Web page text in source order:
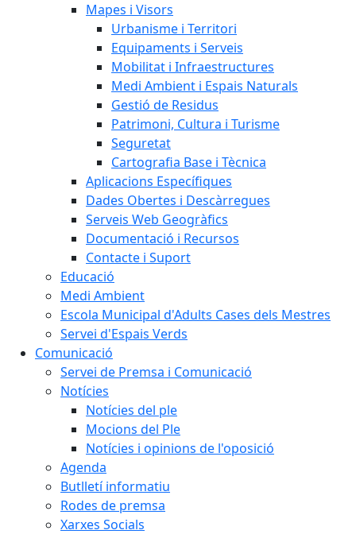
Mapes i Visors
Urbanisme i Territori
Equipaments i Serveis
Mobilitat i Infraestructures
Medi Ambient i Espais Naturals
Gestió de Residus
Patrimoni, Cultura i Turisme
Seguretat
Cartografia Base i Tècnica
Aplicacions Específiques
Dades Obertes i Descàrregues
Serveis Web Geogràfics
Documentació i Recursos
Contacte i Suport
Educació
Medi Ambient
Escola Municipal d'Adults Cases dels Mestres
Servei d'Espais Verds
Comunicació
Servei de Premsa i Comunicació
Notícies
Notícies del ple
Mocions del Ple
Notícies i opinions de l'oposició
Agenda
Butlletí informatiu
Rodes de premsa
Xarxes Socials